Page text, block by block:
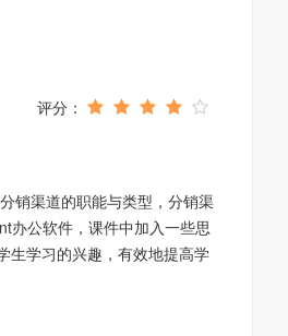
销渠道的职能与类型，分销渠
办公软件，课件中加入一些思
生学习的兴趣，有效地提高学